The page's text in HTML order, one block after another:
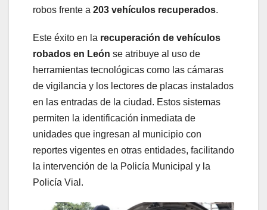
robos frente a 203 vehículos recuperados.
Este éxito en la recuperación de vehículos
robados en León se atribuye al uso de
herramientas tecnológicas como las cámaras
de vigilancia y los lectores de placas instalados
en las entradas de la ciudad. Estos sistemas
permiten la identificación inmediata de
unidades que ingresan al municipio con
reportes vigentes en otras entidades, facilitando
la intervención de la Policía Municipal y la
Policía Vial.